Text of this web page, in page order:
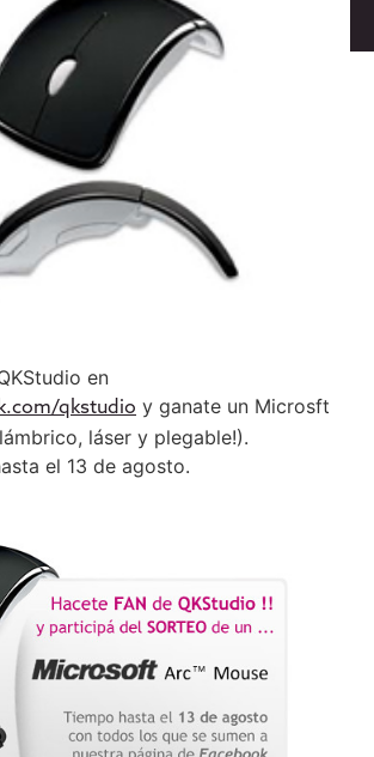
en
qkstudio y ganate un Microsft
láser y plegable!).
el 13 de agosto.